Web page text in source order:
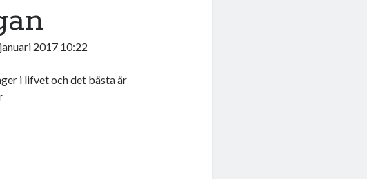
2017 10:22
i lifvet och det bästa är